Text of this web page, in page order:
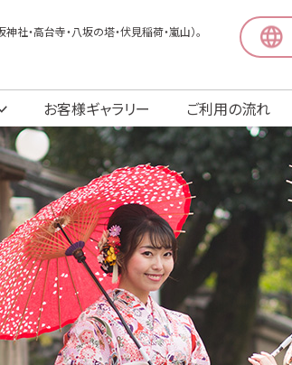
・高台寺・八坂の塔・伏見稲荷・嵐山）。
お客様ギャラリー ご利用の流れ